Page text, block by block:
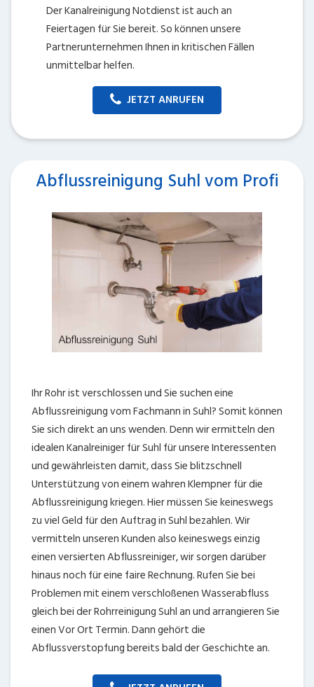
Der Kanalreinigung Notdienst ist auch an
Feiertagen für Sie bereit. So können unsere
Partnerunternehmen Ihnen in kritischen Fällen
unmittelbar helfen.
JETZT ANRUFEN
Abflussreinigung Suhl vom Profi
Ihr Rohr ist verschlossen und Sie suchen eine
Abflussreinigung vom Fachmann in Suhl? Somit können
Sie sich direkt an uns wenden. Denn wir ermitteln den
idealen Kanalreiniger für Suhl für unsere Interessenten
und gewährleisten damit, dass Sie blitzschnell
Unterstützung von einem wahren Klempner für die
Abflussreinigung kriegen. Hier müssen Sie keineswegs
zu viel Geld für den Auftrag in Suhl bezahlen. Wir
vermitteln unseren Kunden also keineswegs einzig
einen versierten Abflussreiniger, wir sorgen darüber
hinaus noch für eine faire Rechnung. Rufen Sie bei
Problemen mit einem verschloßenen Wasserabfluss
gleich bei der Rohrreinigung Suhl an und arrangieren Sie
einen Vor Ort Termin. Dann gehört die
Abflussverstopfung bereits bald der Geschichte an.